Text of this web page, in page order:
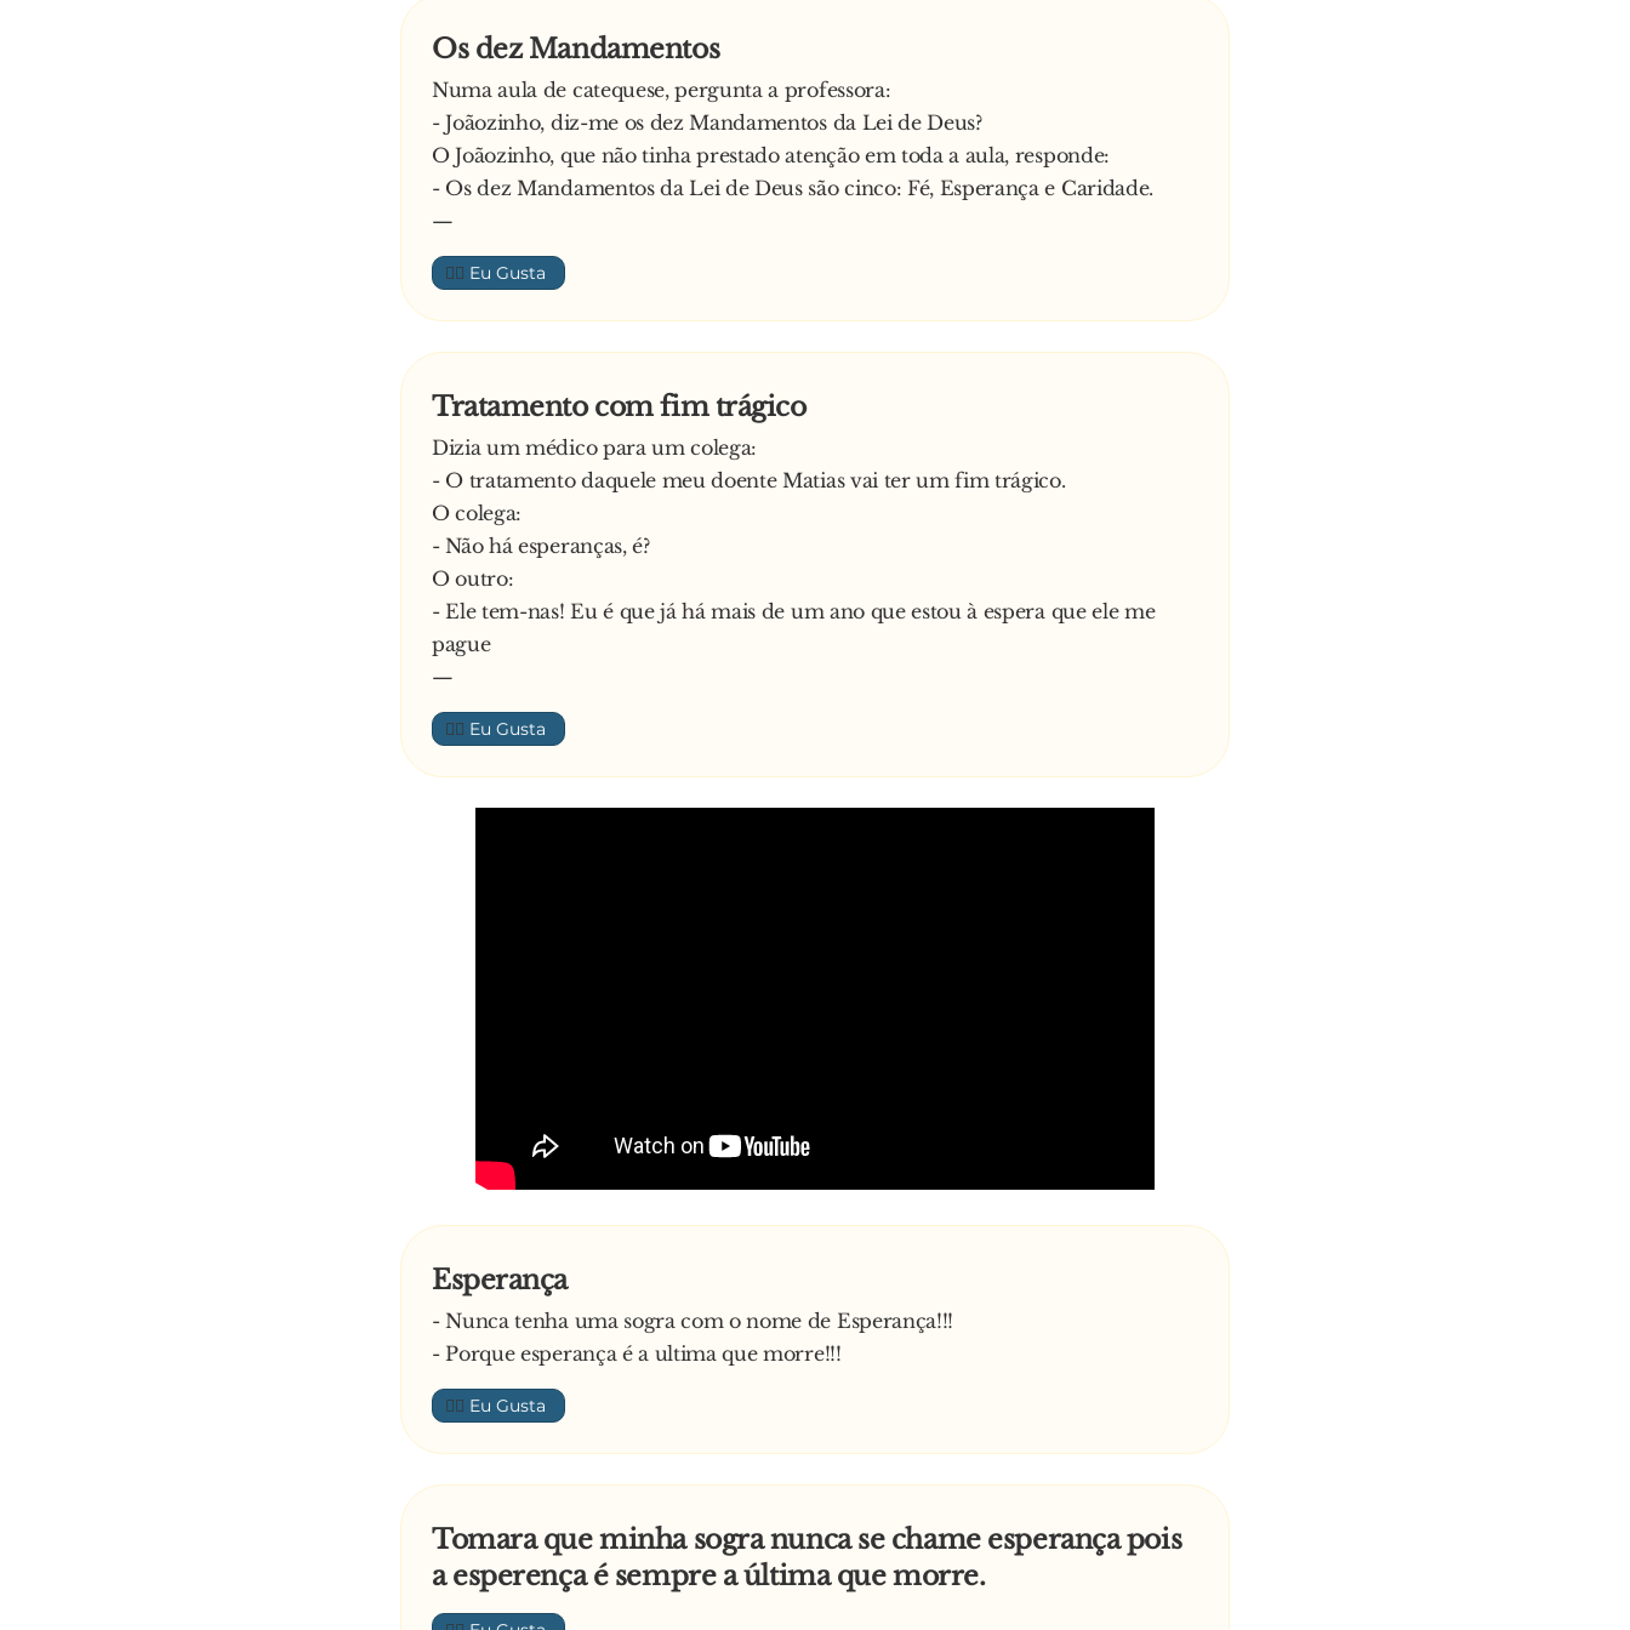
E o homem com ar de quem tem que explicar tudo:
- Não ouviste o que o médico me disse?
E a mulher:
- Sim, por isso mesmo estou aqui, já prontinha para… bom tu sabes!
Então ele responde:
Anedota sugerida por Ana Pires.
Os dez Mandamentos
Numa aula de catequese, pergunta a professora:
- Joãozinho, diz-me os dez Mandamentos da Lei de Deus?
O Joãozinho, que não tinha prestado atenção em toda a aula, responde:
- Os dez Mandamentos da Lei de Deus são cinco: Fé, Esperança e Caridade.
—
👍🏼
Tratamento com fim trágico
Dizia um médico para um colega:
- O tratamento daquele meu doente Matias vai ter um fim trágico.
O colega:
- Não há esperanças, é?
O outro:
- Ele tem-nas! Eu é que já há mais de um ano que estou à espera que ele me
pague
—
👍🏼
Esperança
- Nunca tenha uma sogra com o nome de Esperança!!!
- Porque esperança é a ultima que morre!!!
👍🏼
Tomara que minha sogra nunca se chame esperança pois
a esperença é sempre a última que morre.